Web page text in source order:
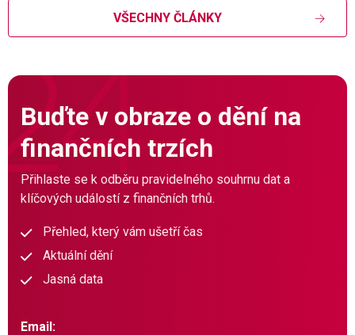
VŠECHNY ČLÁNKY
Buďte v obraze o dění na
finančních trzích
Přihlaste se k odběru pravidelného souhrnu dat a
klíčových událostí z finančních trhů.
Přehled, který vám ušetří čas
Aktuální dění
Jasná data
Email: